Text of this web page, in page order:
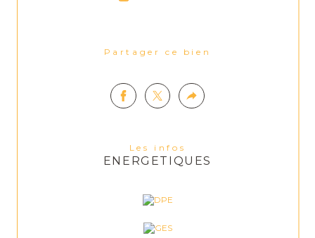
Partager ce bien
Les infos
ENERGETIQUES